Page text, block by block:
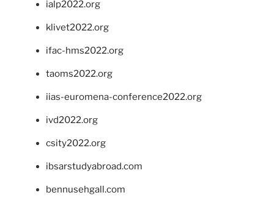
ialp2022.org
klivet2022.org
ifac-hms2022.org
taoms2022.org
iias-euromena-conference2022.org
ivd2022.org
csity2022.org
ibsarstudyabroad.com
bennusehgall.com